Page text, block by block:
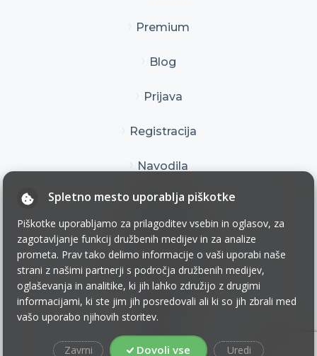
Premium
Blog
Prijava
Registracija
Navodila
Kontakt
Pogoji uporabe
Pogoji poslovanja
Zasebnost
Piškotki
Spletno mesto uporablja piškotke
Piškotke uporabljamo za prilagoditev vsebin in oglasov, za
zagotavljanje funkcij družbenih medijev in za analize
prometa. Prav tako delimo informacije o vaši uporabi naše
strani z našimi partnerji s področja družbenih medijev,
oglaševanja in analitike, ki jih lahko združijo z drugimi
informacijami, ki ste jim jih posredovali ali ki so jih zbrali med
vašo uporabo njihovih storitev.
Zavrni Dovoli vse Uredi